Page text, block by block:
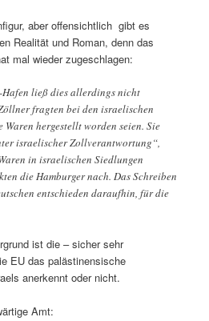
aber offensichtlich gibt es
Realität und Roman, denn das
mal wieder zugeschlagen:
ließ dies allerdings nicht
fragten bei den israelischen
hergestellt worden seien. Sie
israelischer Zollverantwortung“,
in israelischen Siedlungen
die Hamburger nach. Das Schreiben
entschieden daraufhin, für die
ist die – sicher sehr
EU das palästinensische
anerkennt oder nicht.
Amt: